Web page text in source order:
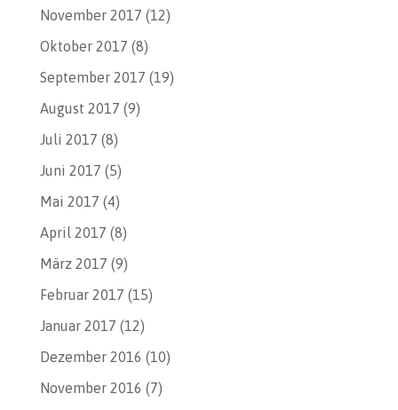
November 2017 (12)
Oktober 2017 (8)
September 2017 (19)
August 2017 (9)
Juli 2017 (8)
Juni 2017 (5)
Mai 2017 (4)
April 2017 (8)
März 2017 (9)
Februar 2017 (15)
Januar 2017 (12)
Dezember 2016 (10)
November 2016 (7)